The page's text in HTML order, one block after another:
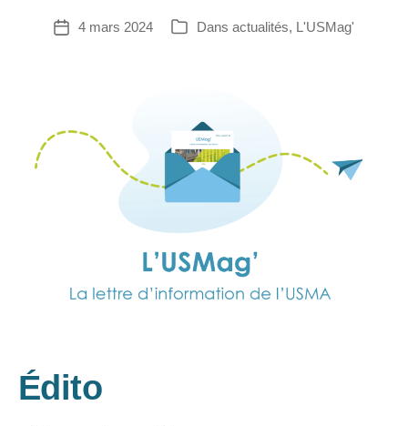
Date4 mars 2024 Catégories
Dans actualités, L'USMag'
Édito